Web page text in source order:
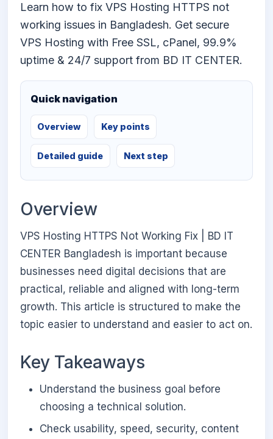
Learn how to fix VPS Hosting HTTPS not
working issues in Bangladesh. Get secure
VPS Hosting with Free SSL, cPanel, 99.9%
uptime & 24/7 support from BD IT CENTER.
Quick navigation
Overview Key points
Detailed guide Next step
Overview
VPS Hosting HTTPS Not Working Fix | BD IT
CENTER Bangladesh is important because
businesses need digital decisions that are
practical, reliable and aligned with long-term
growth. This article is structured to make the
topic easier to understand and easier to act on.
Key Takeaways
Understand the business goal before
choosing a technical solution.
Check usability, speed, security, content